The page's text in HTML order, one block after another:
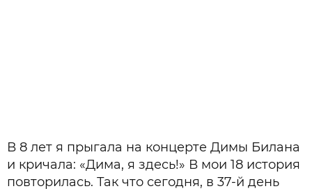
В 8 лет я прыгала на концерте Димы Билана
и кричала: «Дима, я здесь!» В мои 18 история
повторилась. Так что сегодня, в 37-й день